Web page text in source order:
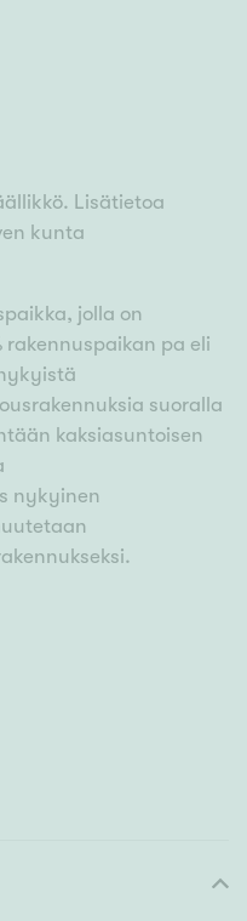
Lisätietoa
kunta
jolla on
rakennuspaikan pa eli
suoralla
kaksiasuntoisen
nykyinen